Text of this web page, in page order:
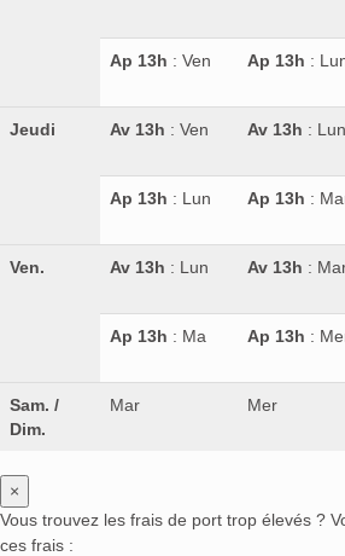
Ap 13h : Ven Ap 13h :
Jeudi Av 13h : Ven Av 13h : Lun
Ap 13h : Lun Ap 13h :
Ven. Av 13h : Lun Av 13h :
Ap 13h : Ma Ap 13h :
Sam. /
Dim.
Mar Mer
×
Vous trouvez les frais de port trop élevés ?
ces frais :